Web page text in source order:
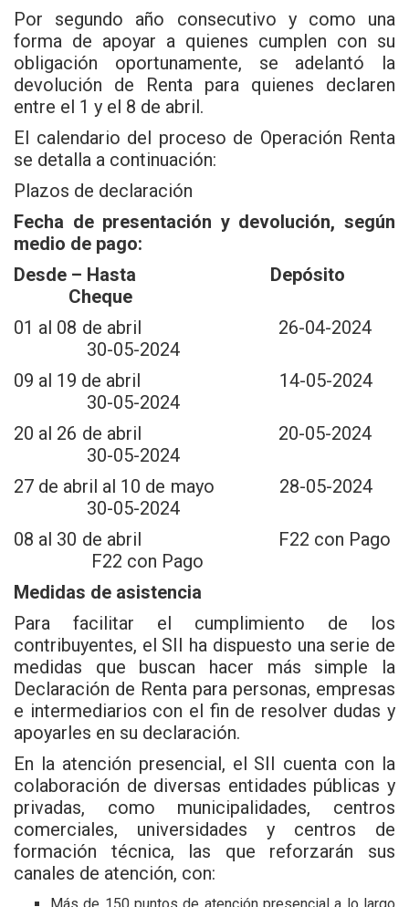
Por segundo año consecutivo y como una
forma de apoyar a quienes cumplen con su
obligación oportunamente, se adelantó la
devolución de Renta para quienes declaren
entre el 1 y el 8 de abril.
El calendario del proceso de Operación Renta
se detalla a continuación:
Plazos de declaración
Fecha de presentación y devolución, según
medio de pago:
Desde – Hasta Depósito
Cheque
01 al 08 de abril 26-04-2024
30-05-2024
09 al 19 de abril 14-05-2024
30-05-2024
20 al 26 de abril 20-05-2024
30-05-2024
27 de abril al 10 de mayo 28-05-2024
30-05-2024
08 al 30 de abril F22 con Pago
F22 con Pago
Medidas de asistencia
Para facilitar el cumplimiento de los
contribuyentes, el SII ha dispuesto una serie de
medidas que buscan hacer más simple la
Declaración de Renta para personas, empresas
e intermediarios con el fin de resolver dudas y
apoyarles en su declaración.
En la atención presencial, el SII cuenta con la
colaboración de diversas entidades públicas y
privadas, como municipalidades, centros
comerciales, universidades y centros de
formación técnica, las que reforzarán sus
canales de atención, con: